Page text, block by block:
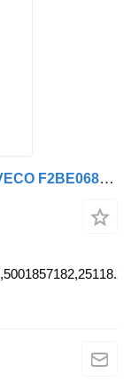
IVECO 910070 oljetrågspackning till IVECO F2BE0681,F4AE3681 - CURSOR 8 lastbil